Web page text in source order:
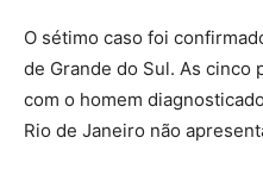
O sétimo caso foi
de Grande do Sul. As cinco
com o homem
Rio de Janeiro não